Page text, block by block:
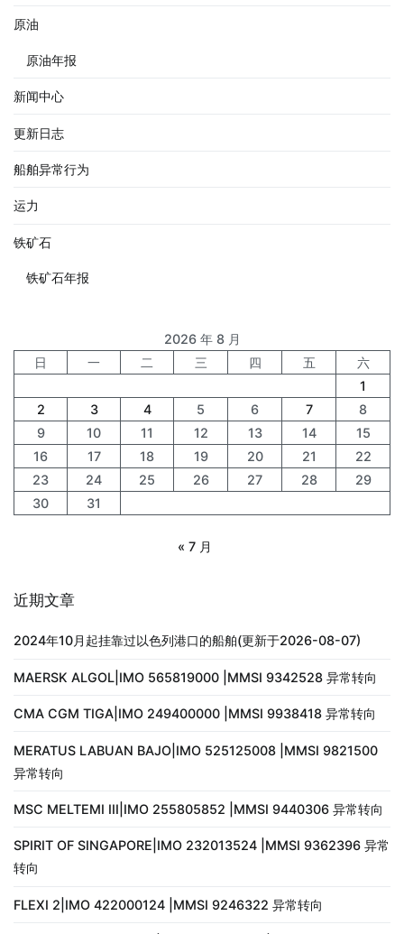
原油
原油年报
新闻中心
更新日志
船舶异常行为
运力
铁矿石
铁矿石年报
2026 年 8 月
日
一 二 三 四 五
六
1
2
3 4 5 6 7
8
9
10 11 12 13 14
15
16
17 18 19 20 21
22
23
24 25 26 27 28
29
30
31
« 7 月
近期文章
2024年10月起挂靠过以色列港口的船舶(更新于2026-08-07)
MAERSK ALGOL|IMO 565819000 |MMSI 9342528 异常转向
CMA CGM TIGA|IMO 249400000 |MMSI 9938418 异常转向
MERATUS LABUAN BAJO|IMO 525125008 |MMSI 9821500
异常转向
MSC MELTEMI III|IMO 255805852 |MMSI 9440306 异常转向
SPIRIT OF SINGAPORE|IMO 232013524 |MMSI 9362396 异常
转向
FLEXI 2|IMO 422000124 |MMSI 9246322 异常转向